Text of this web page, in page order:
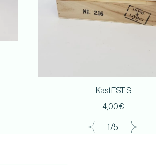
1/5
Kast EST S
4,00€